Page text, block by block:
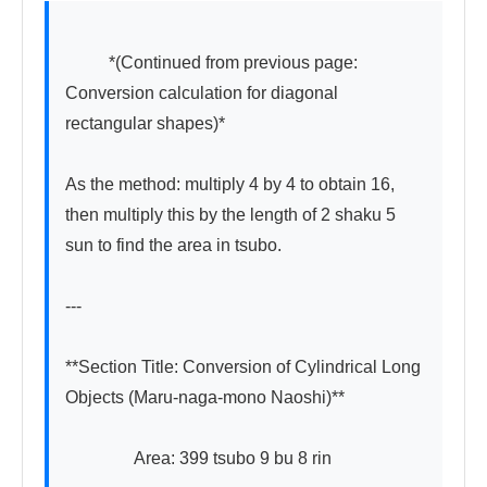
Conversion calculation for diagonal
rectangular shapes)*
As the method: multiply 4 by 4 to obtain 16,
then multiply this by the length of 2 shaku 5
sun to find the area in tsubo.
---
**Section Title: Conversion of Cylindrical Long
Objects (Maru-naga-mono Naoshi)**
Area: 399 tsubo 9 bu 8 rin